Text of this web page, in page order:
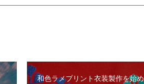
和色ラメプリント衣装製作を始め